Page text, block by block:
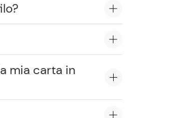
mia carta in